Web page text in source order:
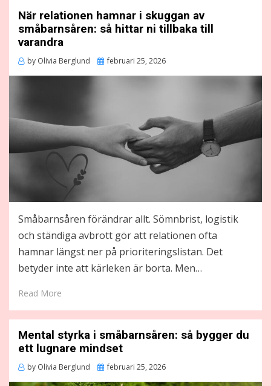
När relationen hamnar i skuggan av
småbarnsåren: så hittar ni tillbaka till
varandra
by Olivia Berglund
Posted
februari 25, 2026
Småbarnsåren förändrar allt. Sömnbrist, logistik
och ständiga avbrott gör att relationen ofta
hamnar längst ner på prioriteringslistan. Det
betyder inte att kärleken är borta. Men…
Read More
Mental styrka i småbarnsåren: så bygger du
ett lugnare mindset
by Olivia Berglund
Posted
februari 25, 2026